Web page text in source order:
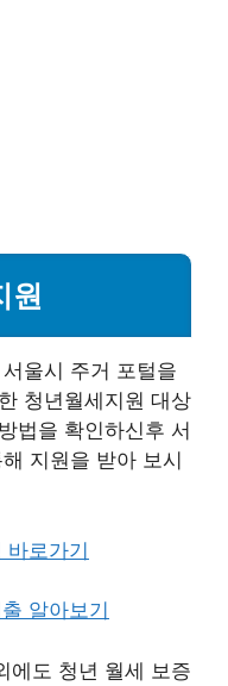
원
울시 주거 포털을
청년월세지원 대상
법을 확인하신후 서
지원을 받아 보시
로가기
알아보기
에도 청년 월세 보증